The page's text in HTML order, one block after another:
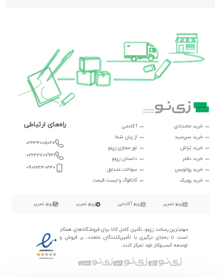
خرید جامدادی
خرید سررسید
خرید تراش
خرید دفتر
خرید روانویس
خرید روبیک
آکادمی
از زبان شما
تور مجازی زی‌نو
داستان زی‌نو
سوالات متداول
کاتالوگ و لیست قیمت
راه‌های ارتباطی
02634005067
02632707931
09016330440
زی‌نو تحریر زی‌نو آکادمی زی‌نو تحریر زی‌نو تحریر
مهم‌ترین رسالت زی‌نو، تأمین کامل کالا برای فروشگاه‌های همکار
است تا به‌جای درگیری با تأمین‌کنندگان متعدد، بر فروش و
توسعه کسب‌وکار خود تمرکز کنند.